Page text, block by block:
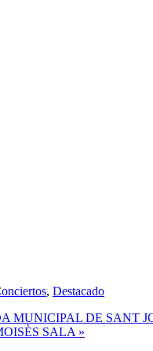
, Destacado
MUNICIPAL DE SANT
SALA »